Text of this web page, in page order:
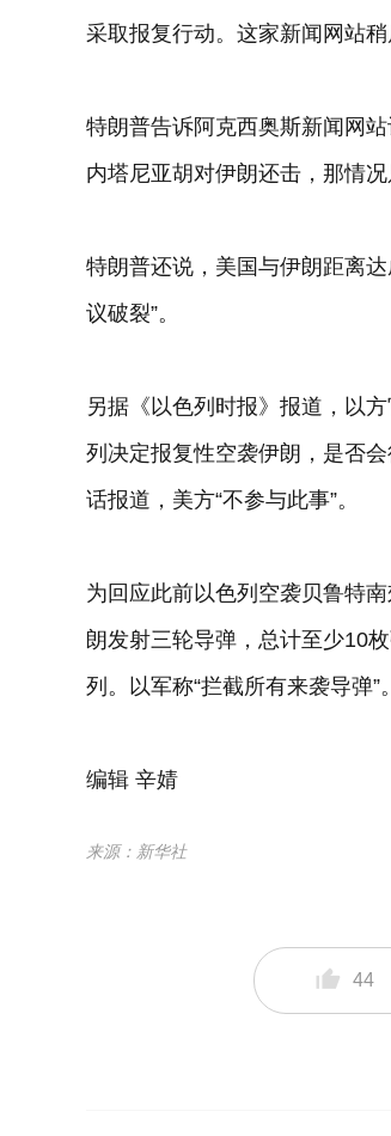
采取报复行动。这家新闻网站
特朗普告诉阿克西奥斯新闻网
内塔尼亚胡对伊朗还击，那情
特朗普还说，美国与伊朗距离
议破裂”。
另据《以色列时报》报道，以
列决定报复性空袭伊朗，是否
话报道，美方“不参与此事”。
为回应此前以色列空袭贝鲁特
朗发射三轮导弹，总计至少10
列。以军称“拦截所有来袭导弹”
编辑 辛婧
来源：新华社
44